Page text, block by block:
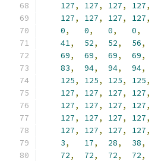
127, 127, 127, 127,
127, 127, 127, 127,
0, 0, 0, 0,
41, 52, 52, 56,
69, 69, 69, 69,
83, 94, 94, 94,
125, 125, 125, 125,
127, 127, 127, 127,
127, 127, 127, 127,
127, 127, 127, 127,
127, 127, 127, 127,
3, 17, 28, 38,
72, 72, 72, 72,